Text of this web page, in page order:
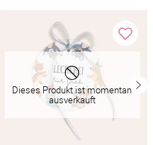
Dieses Produkt ist momentan
ausverkauft